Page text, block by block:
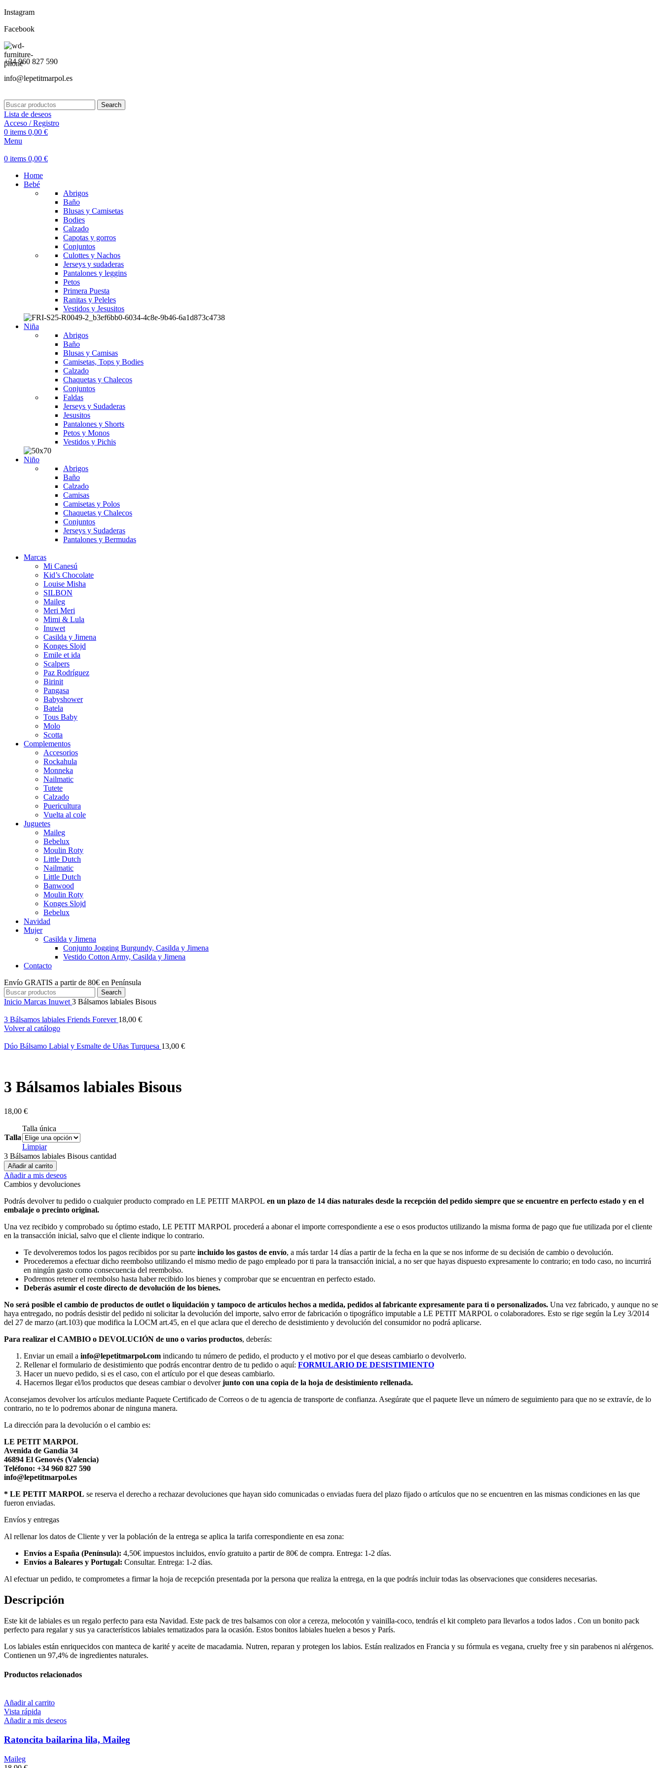
Instagram
Facebook
+34 960 827 590
info@lepetitmarpol.es
Search
Lista de deseos
Acceso / Registro
0 items 0,00 €
Menu
0 items 0,00 €
Home
Bebé
Abrigos
Baño
Blusas y Camisetas
Bodies
Calzado
Capotas y gorros
Conjuntos
Culottes y Nachos
Jerseys y sudaderas
Pantalones y leggins
Petos
Primera Puesta
Ranitas y Peleles
Vestidos y Jesusitos
Niña
Abrigos
Baño
Blusas y Camisas
Camisetas, Tops y Bodies
Calzado
Chaquetas y Chalecos
Conjuntos
Faldas
Jerseys y Sudaderas
Jesusitos
Pantalones y Shorts
Petos y Monos
Vestidos y Pichis
Niño
Abrigos
Baño
Calzado
Camisas
Camisetas y Polos
Chaquetas y Chalecos
Conjuntos
Jerseys y Sudaderas
Pantalones y Bermudas
Marcas
Mi Canesú
Kid’s Chocolate
Louise Misha
SILBON
Maileg
Meri Meri
Mimi & Lula
Inuwet
Casilda y Jimena
Konges Slojd
Emile et ida
Scalpers
Paz Rodríguez
Birinit
Pangasa
Babyshower
Batela
Tous Baby
Molo
Scotta
Complementos
Accesorios
Rockahula
Monneka
Nailmatic
Tutete
Calzado
Puericultura
Vuelta al cole
Juguetes
Maileg
Bebelux
Moulin Roty
Little Dutch
Nailmatic
Little Dutch
Banwood
Moulin Roty
Konges Slojd
Bebelux
Navidad
Mujer
Casilda y Jimena
Conjunto Jogging Burgundy, Casilda y Jimena
Vestido Cotton Army, Casilda y Jimena
Contacto
Envío GRATIS a partir de 80€ en Península
Search
Inicio Marcas Inuwet 3 Bálsamos labiales Bisous
3 Bálsamos labiales Friends Forever 18,00 €
Volver al catálogo
Dúo Bálsamo Labial y Esmalte de Uñas Turquesa 13,00 €
3 Bálsamos labiales Bisous
18,00 €
Talla
Talla única
Limpiar
3 Bálsamos labiales Bisous cantidad
Añadir al carrito
Añadir a mis deseos
Cambios y devoluciones
Podrás devolver tu pedido o cualquier producto comprado en LE PETIT MARPOL en un plazo de 14 días naturales desde la recepción del pedido siempre que se encuentre en perfecto estado y en el
embalaje o precinto original.
Una vez recibido y comprobado su óptimo estado, LE PETIT MARPOL procederá a abonar el importe correspondiente a ese o esos productos utilizando la misma forma de pago que fue utilizada por el cliente
en la transacción inicial, salvo que el cliente indique lo contrario.
Te devolveremos todos los pagos recibidos por su parte incluido los gastos de envío, a más tardar 14 días a partir de la fecha en la que se nos informe de su decisión de cambio o devolución.
Procederemos a efectuar dicho reembolso utilizando el mismo medio de pago empleado por ti para la transacción inicial, a no ser que hayas dispuesto expresamente lo contrario; en todo caso, no incurrirá
en ningún gasto como consecuencia del reembolso.
Podremos retener el reembolso hasta haber recibido los bienes y comprobar que se encuentran en perfecto estado.
Deberás asumir el coste directo de devolución de los bienes.
No será posible el cambio de productos de outlet o liquidación y tampoco de artículos hechos a medida, pedidos al fabricante expresamente para ti o personalizados. Una vez fabricado, y aunque no se
haya entregado, no podrás desistir del pedido ni solicitar la devolución del importe, salvo error de fabricación o tipográfico imputable a LE PETIT MARPOL o colaboradores. Esto se rige según la Ley 3/2014
del 27 de marzo (art.103) que modifica la LOCM art.45, en el que aclara que el derecho de desistimiento y devolución del consumidor no podrá aplicarse.
Para realizar el CAMBIO o DEVOLUCIÓN de uno o varios productos, deberás:
Enviar un email a info@lepetitmarpol.com indicando tu número de pedido, el producto y el motivo por el que deseas cambiarlo o devolverlo.
Rellenar el formulario de desistimiento que podrás encontrar dentro de tu pedido o aquí: FORMULARIO DE DESISTIMIENTO
Hacer un nuevo pedido, si es el caso, con el artículo por el que deseas cambiarlo.
Hacernos llegar el/los productos que deseas cambiar o devolverjunto con una copia de la hoja de desistimiento rellenada.
Aconsejamos devolver los artículos mediante Paquete Certificado de Correos o de tu agencia de transporte de confianza. Asegúrate que el paquete lleve un número de seguimiento para que no se extravíe, de lo
contrario, no te lo podremos abonar de ninguna manera.
La dirección para la devolución o el cambio es:
LE PETIT MARPOL
Avenida de Gandía 34
46894 El Genovés (Valencia)
Teléfono: +34 960 827 590
info@lepetitmarpol.es
* LE PETIT MARPOL se reserva el derecho a rechazar devoluciones que hayan sido comunicadas o enviadas fuera del plazo fijado o artículos que no se encuentren en las mismas condiciones en las que
fueron enviadas.
Envíos y entregas
Al rellenar los datos de Cliente y ver la población de la entrega se aplica la tarifa correspondiente en esa zona:
Envíos a España (Península): 4,50€ impuestos incluidos, envío gratuito a partir de 80€ de compra. Entrega: 1-2 días.
Envíos a Baleares y Portugal: Consultar. Entrega: 1-2 días.
Al efectuar un pedido, te comprometes a firmar la hoja de recepción presentada por la persona que realiza la entrega, en la que podrás incluir todas las observaciones que consideres necesarias.
Descripción
Este kit de labiales es un regalo perfecto para esta Navidad. Este pack de tres balsamos con olor a cereza, melocotón y vainilla-coco, tendrás el kit completo para llevarlos a todos lados . Con un bonito pack
perfecto para regalar y sus ya característicos labiales tematizados para la ocasión. Estos bonitos labiales huelen a besos y París.
Los labiales están enriquecidos con manteca de karité y aceite de macadamia. Nutren, reparan y protegen los labios. Están realizados en Francia y su fórmula es vegana, cruelty free y sin parabenos ni alérgenos.
Contienen un 97,4% de ingredientes naturales.
Productos relacionados
Añadir al carrito
Vista rápida
Añadir a mis deseos
Ratoncita bailarina lila, Maileg
Maileg